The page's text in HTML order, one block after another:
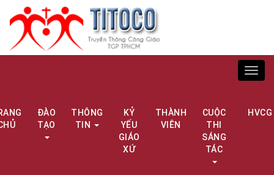
ĐÀO
TẠO
THÔNG
TIN
KỶ
YẾU
GIÁO
XỨ
THÀNH
VIÊN
CUỘC
THI
SÁNG
TÁC
HVCG